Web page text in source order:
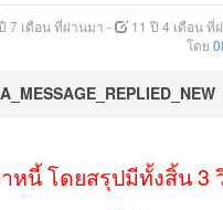
7 เดือน ที่ผ่านมา - 11 ปี 4 เดือน ที่
โดย
นี้ โดยสรุปมีทั้งสิ้น 3